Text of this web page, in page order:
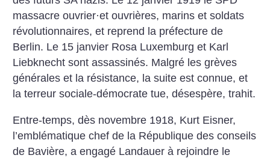
massacre ouvrier·et ouvrières, marins et soldats
révolutionnaires, et reprend la préfecture de
Berlin. Le 15 janvier Rosa Luxemburg et Karl
Liebknecht sont assassinés. Malgré les grèves
générales et la résistance, la suite est connue, et
la terreur sociale-démocrate tue, désespère, trahit.
Entre-temps, dès novembre 1918, Kurt Eisner,
l’emblématique chef de la République des conseils
de Bavière, a engagé Landauer à rejoindre le